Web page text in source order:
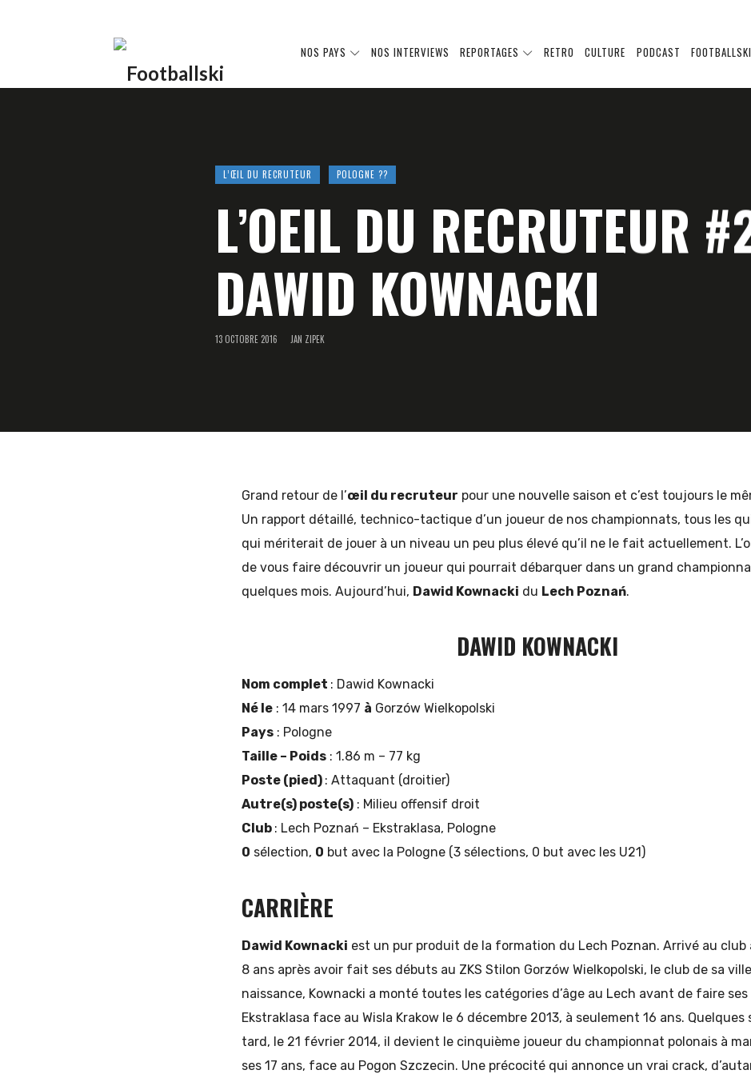
Footballski NOS PAYS NOS INTERVIEWS REPORTAGES RETRO CULTURE PODCAST
L’ŒIL DU RECRUTEUR POLOGNE ??
L’OEIL DU RECRUTEUR
DAWID KOWNACKI
13 OCTOBRE 2016 JAN ZIPEK
Grand retour de l’œil du recruteur pour une nouvelle saison et c’est toujours le
Un rapport détaillé, technico-tactique d’un joueur de nos championnats, tous les
qui mériterait de jouer à un niveau un peu plus élevé qu’il ne le fait actuellement.
de vous faire découvrir un joueur qui pourrait débarquer dans un grand
quelques mois. Aujourd’hui, Dawid Kownacki du Lech Poznań.
DAWID KOWNACKI
Nom complet : Dawid Kownacki
Né le : 14 mars 1997 à Gorzów Wielkopolski
Pays : Pologne
Taille – Poids : 1.86 m – 77 kg
Poste (pied) : Attaquant (droitier)
Autre(s) poste(s) : Milieu offensif droit
Club : Lech Poznań – Ekstraklasa, Pologne
0 sélection, 0 but avec la Pologne (3 sélections, 0 but avec les U21)
CARRIÈRE
Dawid Kownacki est un pur produit de la formation du Lech Poznan. Arrivé au club
8 ans après avoir fait ses débuts au ZKS Stilon Gorzów Wielkopolski, le club de sa
naissance, Kownacki a monté toutes les catégories d’âge au Lech avant de faire
Ekstraklasa face au Wisla Krakow le 6 décembre 2013, à seulement 16 ans. Quelques
tard, le 21 février 2014, il devient le cinquième joueur du championnat polonais à
ses 17 ans, face au Pogon Szczecin. Une précocité qui annonce un vrai crack,